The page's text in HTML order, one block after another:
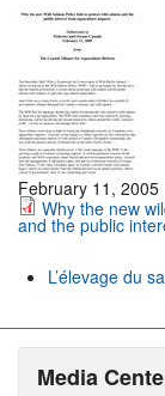
Passez à l'action
February 11, 2005
Why the new
and the public
L’élevage du
Media